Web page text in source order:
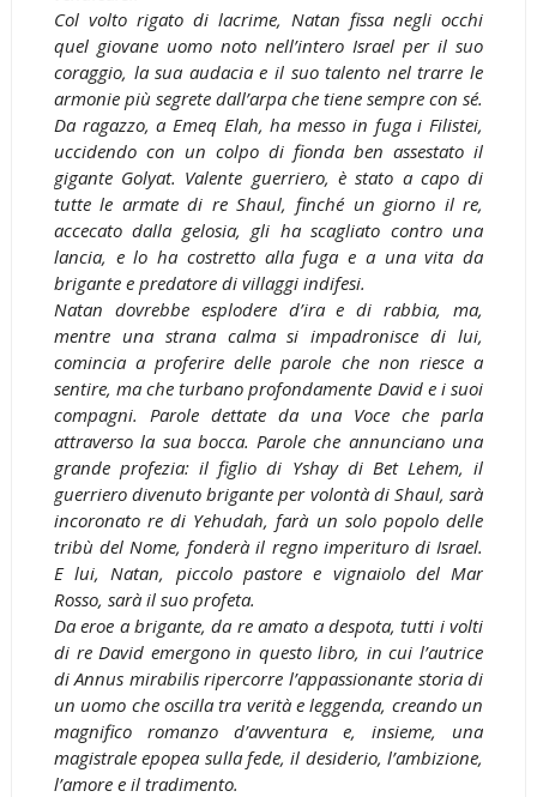
Col volto rigato di lacrime, Natan fissa negli occhi
quel giovane uomo noto nell’intero Israel per il suo
coraggio, la sua audacia e il suo talento nel trarre le
armonie più segrete dall’arpa che tiene sempre con sé.
Da ragazzo, a Emeq Elah, ha messo in fuga i Filistei,
uccidendo con un colpo di fionda ben assestato il
gigante Golyat. Valente guerriero, è stato a capo di
tutte le armate di re Shaul, finché un giorno il re,
accecato dalla gelosia, gli ha scagliato contro una
lancia, e lo ha costretto alla fuga e a una vita da
brigante e predatore di villaggi indifesi.
Natan dovrebbe esplodere d’ira e di rabbia, ma,
mentre una strana calma si impadronisce di lui,
comincia a proferire delle parole che non riesce a
sentire, ma che turbano profondamente David e i suoi
compagni. Parole dettate da una Voce che parla
attraverso la sua bocca. Parole che annunciano una
grande profezia: il figlio di Yshay di Bet Lehem, il
guerriero divenuto brigante per volontà di Shaul, sarà
incoronato re di Yehudah, farà un solo popolo delle
tribù del Nome, fonderà il regno imperituro di Israel.
E lui, Natan, piccolo pastore e vignaiolo del Mar
Rosso, sarà il suo profeta.
Da eroe a brigante, da re amato a despota, tutti i volti
di re David emergono in questo libro, in cui l’autrice
di Annus mirabilis ripercorre l’appassionante storia di
un uomo che oscilla tra verità e leggenda, creando un
magnifico romanzo d’avventura e, insieme, una
magistrale epopea sulla fede, il desiderio, l’ambizione,
l’amore e il tradimento.